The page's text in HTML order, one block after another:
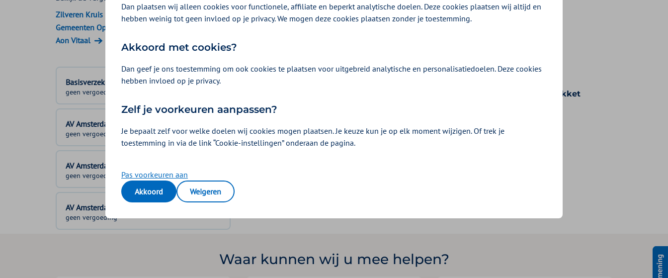
Zilveren Kruis
Gemeenten Optimaal
Aon Vitaal
Basisverzekering
geen vergoeding
Vergoeding en voorwaarden
Kies uw pakket en bekijk de vergoedingen en voorwaarden die bij uw pakket
AV Amsterdam 1
geen vergoeding
AV Amsterdam 2
geen vergoeding
AV Amsterdam 3
geen vergoeding
Waar kunnen wij u mee helpen?
Dan plaatsen wij alleen cookies voor functionele, affiliate en beperkt analytische doelen. Deze cookies plaatsen wij altijd en
hebben weinig tot geen invloed op je privacy. We mogen deze cookies plaatsen zonder je toestemming.
Akkoord met cookies?
Dan geef je ons toestemming om ook cookies te plaatsen voor uitgebreid analytische en personalisatiedoelen. Deze cookies
hebben invloed op je privacy.
Zelf je voorkeuren aanpassen?
Je bepaalt zelf voor welke doelen wij cookies mogen plaatsen. Je keuze kun je op elk moment wijzigen. Of trek je
toestemming in via de link “Cookie-instellingen” onderaan de pagina.
Pas voorkeuren aan
Akkoord
Weigeren